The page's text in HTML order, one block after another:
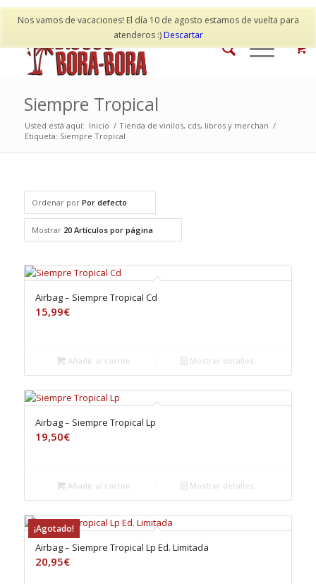
Nos vamos de vacaciones! El día 10 de agosto estamos de vuelta para
atenderos :)Descartar
Mi cuenta Contacto
Siempre Tropical
Usted está aquí: Inicio / Tienda de vinilos, cds, libros y merchan /
Etiqueta: Siempre Tropical
Ordenar por Por defecto
Mostrar 20 Artículos por página
Airbag – Siempre Tropical Cd
15,99€
Añadir al carrito Mostrar detalles
Airbag – Siempre Tropical Lp
19,50€
Añadir al carrito Mostrar detalles
¡Agotado!
Airbag – Siempre Tropical Lp Ed. Limitada
20,95€